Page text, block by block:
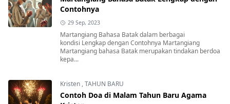
Contohnya
29 Sep, 2023
Martangiang Bahasa Batak dalam berbagai
kondisi Lengkap dengan Contohnya Martangiang
Martangiang bahasa Batak merupakan tindakan berdoa
kepa...
Kristen ,TAHUN BARU
Contoh Doa di Malam Tahun Baru Agama